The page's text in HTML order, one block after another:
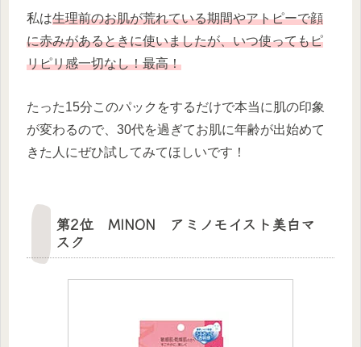
私は生理前のお肌が荒れている期間やアトピーで顔
に赤みがあるときに使いましたが、いつ使ってもピ
リピリ感一切なし！最高！
たった15分このパックをするだけで本当に肌の印象
が変わるので、30代を過ぎてお肌に年齢が出始めて
きた人にぜひ試してみてほしいです！
第2位 MINON アミノモイスト美白マ
スク